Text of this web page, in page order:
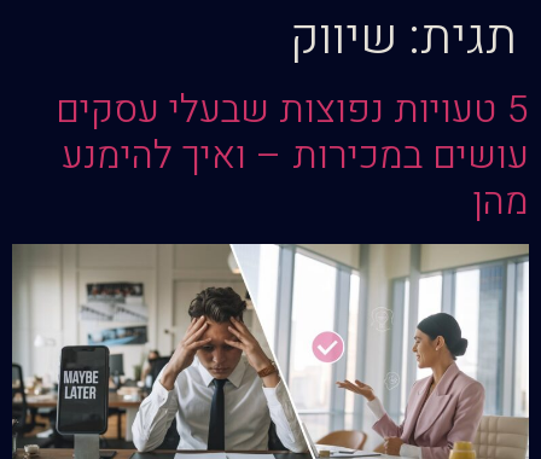
תגית: שיווק
5 טעויות נפוצות שבעלי עסקים
עושים במכירות – ואיך להימנע
מהן